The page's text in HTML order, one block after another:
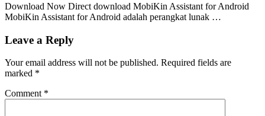
Download Now Direct download MobiKin Assistant for Android
MobiKin Assistant for Android adalah perangkat lunak …
Leave a Reply
Your email address will not be published. Required fields are
marked *
Comment *